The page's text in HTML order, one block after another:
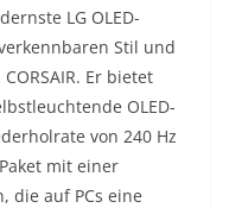
LG OLED-
Stil und
Er bietet
OLED-
von 240 Hz
mit einer
die auf PCs eine